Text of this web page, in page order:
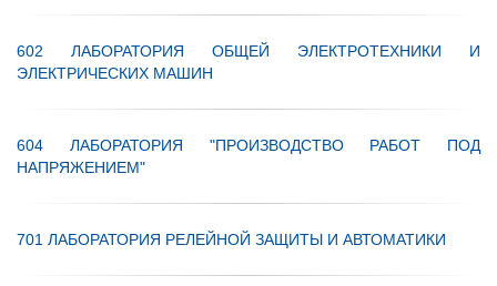
602 ЛАБОРАТОРИЯ ОБЩЕЙ ЭЛЕКТРОТЕХНИКИ И
ЭЛЕКТРИЧЕСКИХ МАШИН
604 ЛАБОРАТОРИЯ "ПРОИЗВОДСТВО РАБОТ ПОД
НАПРЯЖЕНИЕМ"
701 ЛАБОРАТОРИЯ РЕЛЕЙНОЙ ЗАЩИТЫ И АВТОМАТИКИ